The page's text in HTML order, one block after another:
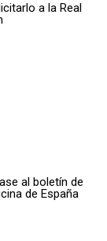
a la Real
al boletín de
de España